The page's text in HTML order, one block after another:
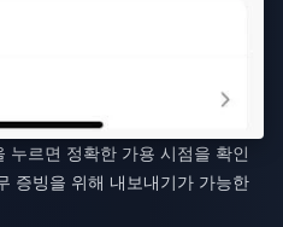
누르면 정확한 가용 시점을 확인
증빙을 위해 내보내기가 가능한